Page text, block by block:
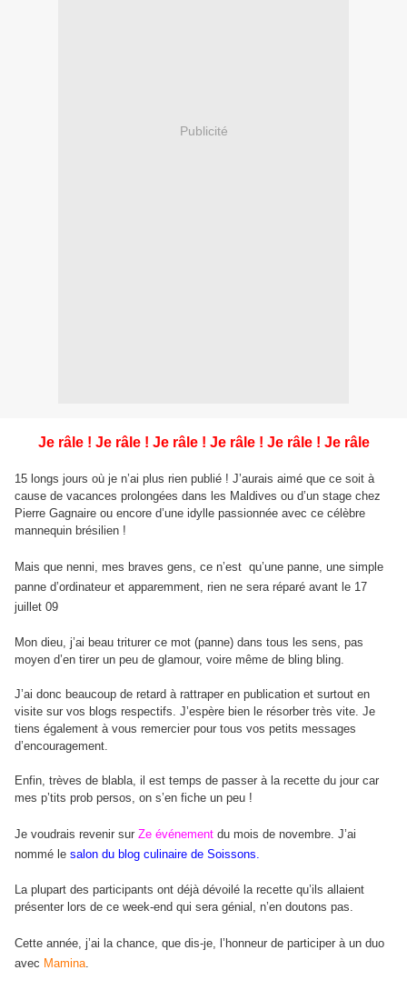
Publicité
Je râle ! Je râle ! Je râle ! Je râle ! Je râle ! Je râle
15 longs jours où je n’ai plus rien publié ! J’aurais aimé que ce soit à
cause de vacances prolongées dans les Maldives ou d’un stage chez
Pierre Gagnaire ou encore d’une idylle passionnée avec ce célèbre
mannequin brésilien !
Mais que nenni, mes braves gens, ce n’est qu’une panne, une simple
panne d’ordinateur et apparemment, rien ne sera réparé avant le 17
juillet 09
Mon dieu, j’ai beau triturer ce mot (panne) dans tous les sens, pas
moyen d’en tirer un peu de glamour, voire même de bling bling.
J’ai donc beaucoup de retard à rattraper en publication et surtout en
visite sur vos blogs respectifs. J’espère bien le résorber très vite. Je
tiens également à vous remercier pour tous vos petits messages
d’encouragement.
Enfin, trèves de blabla, il est temps de passer à la recette du jour car
mes p’tits prob persos, on s’en fiche un peu !
Je voudrais revenir sur Ze événement du mois de novembre. J’ai
nommé le salon du blog culinaire de Soissons.
La plupart des participants ont déjà dévoilé la recette qu’ils allaient
présenter lors de ce week-end qui sera génial, n’en doutons pas.
Cette année, j’ai la chance, que dis-je, l’honneur de participer à un duo
avec Mamina.